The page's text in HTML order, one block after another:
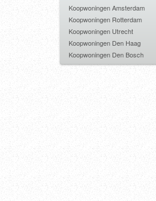
Koopwoningen Amsterdam
Koopwoningen Rotterdam
Koopwoningen Utrecht
Koopwoningen Den Haag
Koopwoningen Den Bosch